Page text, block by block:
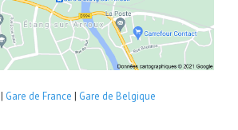
| Gare de France | Gare de Belgique